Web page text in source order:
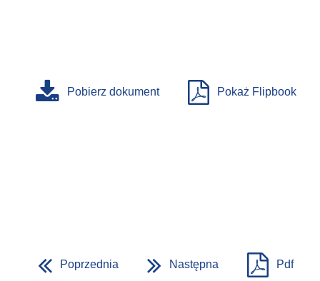
Pobierz dokument Pokaż Flipbook
Poprzednia Następna Pdf